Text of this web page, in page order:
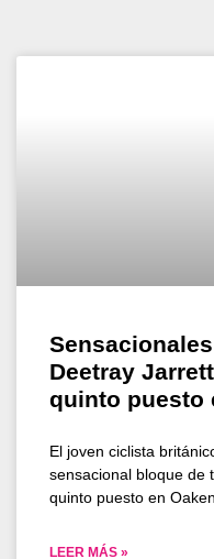
Deetray
quinto puesto
El joven ciclista
sensacional bloque de
quinto puesto en
LEER MÁS »